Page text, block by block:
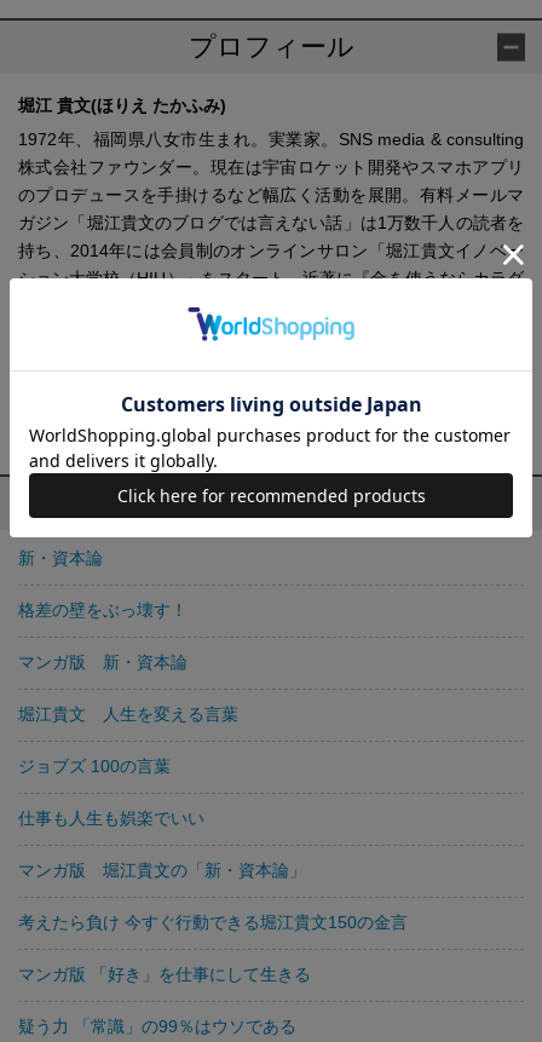
プロフィール
堀江 貴文(ほりえ たかふみ)
1972年、福岡県八女市生まれ。実業家。SNS media & consulting
株式会社ファウンダー。現在は宇宙ロケット開発やスマホアプリ
のプロデュースを手掛けるなど幅広く活動を展開。有料メールマ
ガジン「堀江貴文のブログでは言えない話」は1万数千人の読者を
持ち、2014年には会員制のオンラインサロン「堀江貴文イノベー
ション大学校（HIU）」をスタート。近著に『金を使うならカラダ
に使え。老化のリスクを圧倒的に下げる知識・習慣・考え方』
（幻冬舎）、『2035 10年後のニッポン ホリエモンの未来予測大
堀江 貴文の他の作品
新・資本論
格差の壁をぶっ壊す！
マンガ版 新・資本論
堀江貴文 人生を変える言葉
ジョブズ 100の言葉
仕事も人生も娯楽でいい
マンガ版 堀江貴文の「新・資本論」
考えたら負け 今すぐ行動できる堀江貴文150の金言
マンガ版 「好き」を仕事にして生きる
疑う力 「常識」の99％はウソである